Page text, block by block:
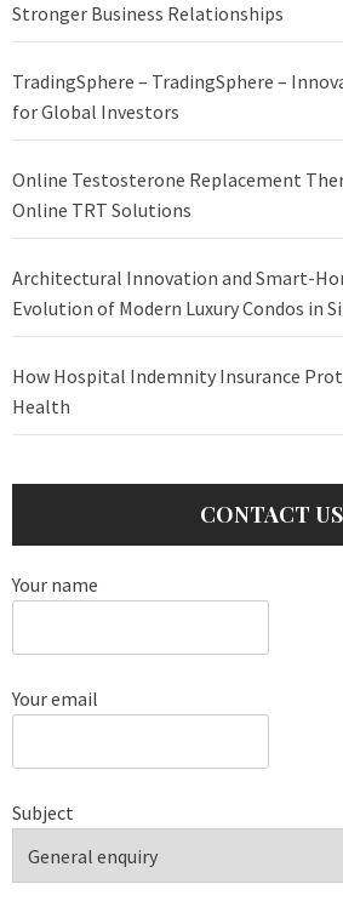
Stronger Business Relationships
TradingSphere – TradingSphere –
for Global Investors
Online Testosterone Replacement
Online TRT Solutions
Architectural Innovation and Smart-
Evolution of Modern Luxury Condos in
How Hospital Indemnity Insurance
Health
CONTACT US
Your name
Your email
Subject